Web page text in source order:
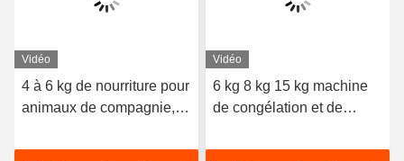
Vidéo
4 à 6 kg de nourriture pour
animaux de compagnie,
séchoir
Vidéo
6 kg 8 kg 15 kg machine
de congélation et de
domicile